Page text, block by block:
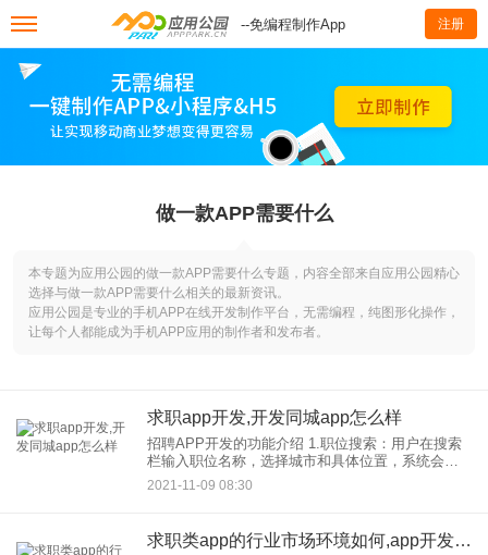
--免编程制作App 注册
做一款APP需要什么
本专题为应用公园的做一款APP需要什么专题，内容全部来自应用公园精心
选择与做一款APP需要什么相关的最新资讯。
应用公园是专业的手机APP在线开发制作平台，无需编程，纯图形化操作，
让每个人都能成为手机APP应用的制作者和发布者。
求职app开发,开发同城app怎么样
招聘APP开发的功能介绍 1.职位搜索：用户在搜索
栏输入职位名称，选择城市和具体位置，系统会自
动匹配附近匹配的职位，用户可以从中选择满意
的。 2.创建简历：用户可以通过招聘APP直接在线
2021-11-09 08:30
求职类app的行业市场环境如何,app开发需要什么样的人才